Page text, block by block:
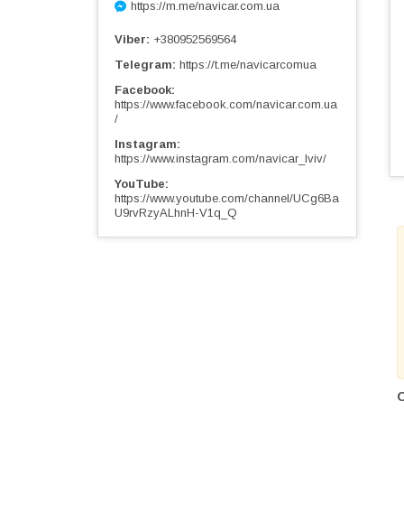
https://m.me/navicar.com.ua
Viber
+380952569564
Telegram https://t.me/navicarcomua
Facebook
https://www.facebook.com/navicar.com.ua
/
Instagram
https://www.instagram.com/navicar_lviv/
YouTube
https://www.youtube.com/channel/UCg6Ba
U9rvRzyALhnH-V1q_Q